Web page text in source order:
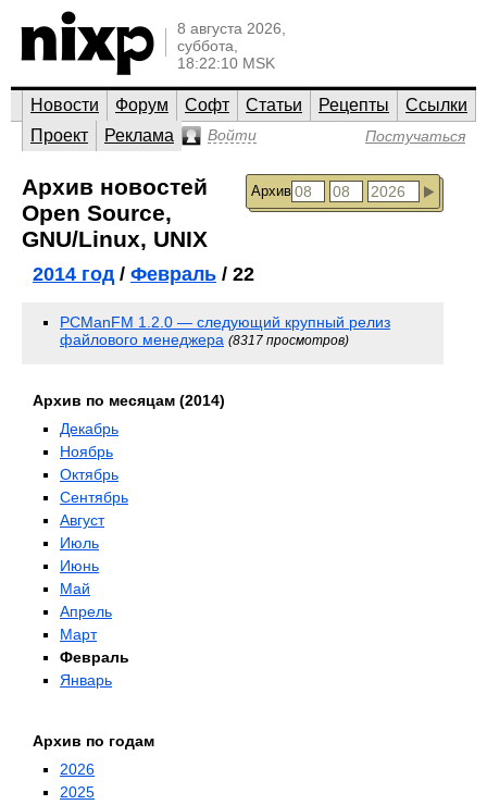
8 августа 2026,
суббота,
18:22:10 MSK
Новости Форум Софт Статьи Рецепты
Ссылки
Проект
Реклама Войти Постучаться
Архив
Архив новостей
Open Source,
GNU/Linux, UNIX
2014 год/ Февраль / 22
PCManFM 1.2.0 — следующий крупный релиз
файлового менеджера (8317 просмотров)
Архив по месяцам (2014)
Декабрь
Ноябрь
Октябрь
Сентябрь
Август
Июль
Июнь
Май
Апрель
Март
Февраль
Январь
Архив по годам
2026
2025